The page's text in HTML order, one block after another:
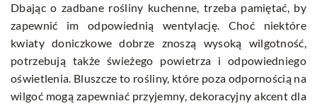
Dbając o zadbane rośliny kuchenne, trzeba pamiętać, by
zapewnić im odpowiednią wentylację. Choć niektóre
kwiaty doniczkowe dobrze znoszą wysoką wilgotność,
potrzebują także świeżego powietrza i odpowiedniego
oświetlenia. Bluszcze to rośliny, które poza odpornością na
wilgoć mogą zapewniać przyjemny, dekoracyjny akcent dla